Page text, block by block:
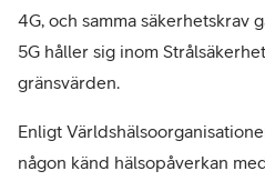
4G, och samma säkerhetskrav
5G håller sig inom
gränsvärden.
Enligt
någon känd hälsopåverkan